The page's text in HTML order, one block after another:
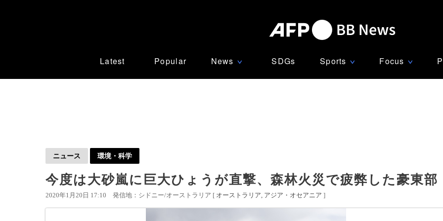
Latest Popular News ∨ SDGs Sports ∨ Focus ∨
ニュース 環境・科学
今度は大砂嵐に巨大ひょうが直撃、森林火災で疲弊した豪東部
2020年1月20日 17:10 発信地：シドニー/オーストラリア [ オーストラリア アジア・オセアニア ]